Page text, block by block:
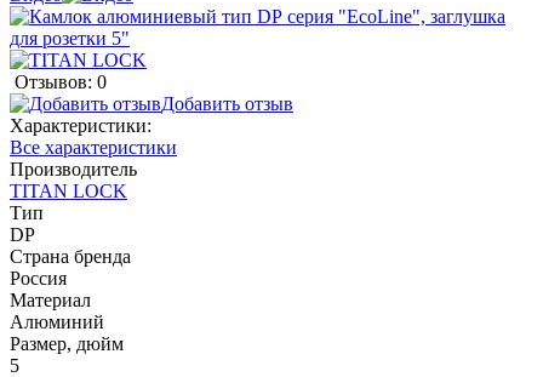
Отзывов: 0
Добавить отзыв
Характеристики:
Все характеристики
Производитель
TITAN LOCK
Тип
DР
Страна бренда
Россия
Материал
Алюминий
Размер, дюйм
5